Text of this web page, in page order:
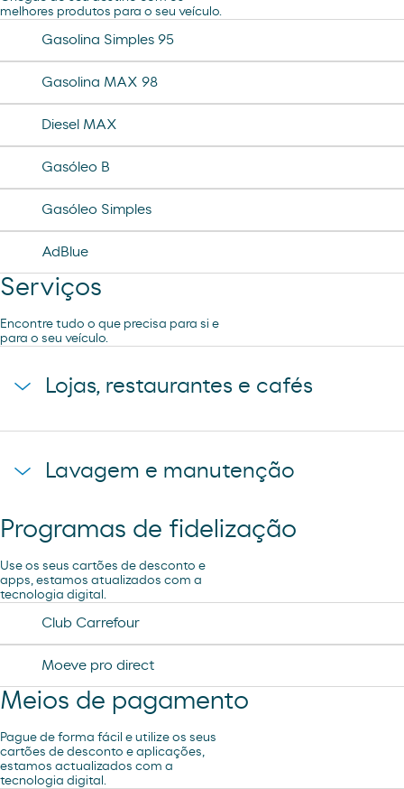
melhores produtos para o seu veículo.
Gasolina Simples 95
Gasolina MAX 98
Diesel MAX
Gasóleo B
Gasóleo Simples
AdBlue
Serviços
Encontre tudo o que precisa para si e
para o seu veículo.
Lojas, restaurantes e cafés
Lavagem e manutenção
Ar e Água
Lavagem Manual – Jet Wash
Programas de fidelização
Use os seus cartões de desconto e
apps, estamos atualizados com a
tecnologia digital.
Club Carrefour
Moeve pro direct
Meios de pagamento
Pague de forma fácil e utilize os seus
cartões de desconto e aplicações,
estamos actualizados com a
tecnologia digital.